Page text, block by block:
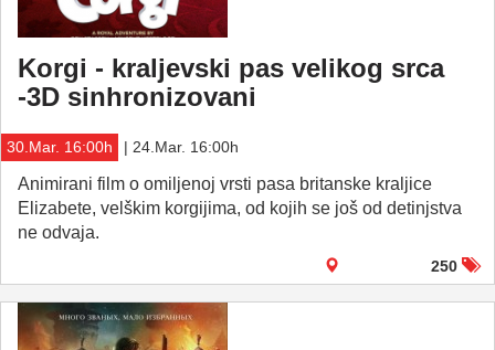
Korgi - kraljevski pas velikog srca
-3D sinhronizovani
30.Mar. 16:00h | 24.Mar. 16:00h
Animirani film o omiljenoj vrsti pasa britanske kraljice
Elizabete, velškim korgijima, od kojih se još od detinjstva
ne odvaja.
250